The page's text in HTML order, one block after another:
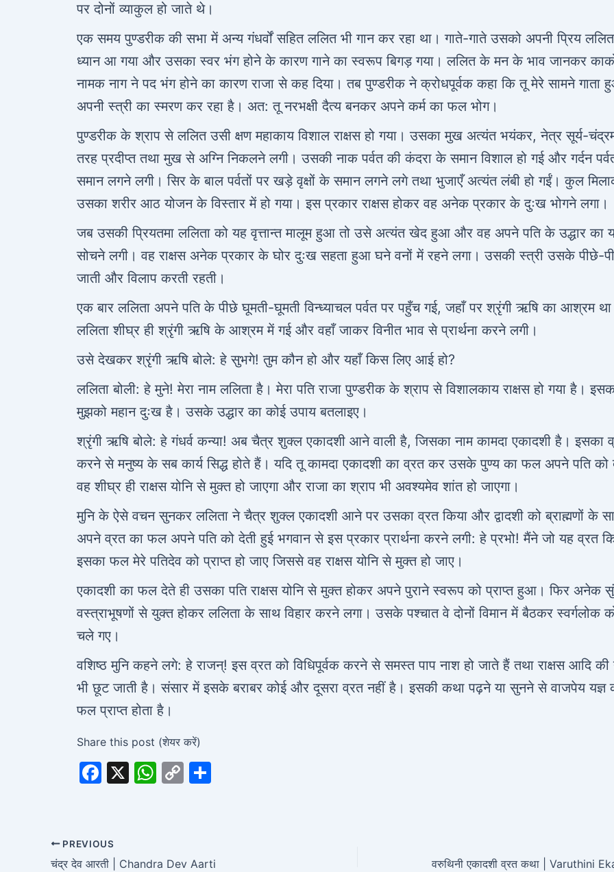
पर दोनों व्याकुल हो जाते थे।
एक समय पुण्डरीक की सभा में अन्य गंधर्वों सहित ललित भी गान कर रहा था। गाते-गाते उसको अपनी प्रिय
ध्यान आ गया और उसका स्वर भंग होने के कारण गाने का स्वरूप बिगड़ गया। ललित के मन के भाव जानकर
नामक नाग ने पद भंग होने का कारण राजा से कह दिया। तब पुण्डरीक ने क्रोधपूर्वक कहा कि तू मेरे सामने गाता
अपनी स्त्री का स्मरण कर रहा है। अत: तू नरभक्षी दैत्य बनकर अपने कर्म का फल भोग।
पुण्डरीक के श्राप से ललित उसी क्षण महाकाय विशाल राक्षस हो गया। उसका मुख अत्यंत भयंकर, नेत्र सूर्य-
तरह प्रदीप्त तथा मुख से अग्नि निकलने लगी। उसकी नाक पर्वत की कंदरा के समान विशाल हो गई और गर्दन
समान लगने लगी। सिर के बाल पर्वतों पर खड़े वृक्षों के समान लगने लगे तथा भुजाएँ अत्यंत लंबी हो गईं। कुल
उसका शरीर आठ योजन के विस्तार में हो गया। इस प्रकार राक्षस होकर वह अनेक प्रकार के दुःख भोगने लगा।
जब उसकी प्रियतमा ललिता को यह वृत्तान्त मालूम हुआ तो उसे अत्यंत खेद हुआ और वह अपने पति के उद्धार का
सोचने लगी। वह राक्षस अनेक प्रकार के घोर दुःख सहता हुआ घने वनों में रहने लगा। उसकी स्त्री उसके पीछे-
जाती और विलाप करती रहती।
एक बार ललिता अपने पति के पीछे घूमती-घूमती विन्ध्याचल पर्वत पर पहुँच गई, जहाँ पर श्रृंगी ऋषि का आश्रम
ललिता शीघ्र ही श्रृंगी ऋषि के आश्रम में गई और वहाँ जाकर विनीत भाव से प्रार्थना करने लगी।
उसे देखकर श्रृंगी ऋषि बोले: हे सुभगे! तुम कौन हो और यहाँ किस लिए आई हो? ‍
ललिता बोली: हे मुने! मेरा नाम ललिता है। मेरा पति राजा पुण्डरीक के श्राप से विशालकाय राक्षस हो गया है।
मुझको महान दुःख है। उसके उद्धार का कोई उपाय बतलाइए।
श्रृंगी ऋषि बोले: हे गंधर्व कन्या! अब चैत्र शुक्ल एकादशी आने वाली है, जिसका नाम कामदा एकादशी है। इसका
करने से मनुष्य के सब कार्य सिद्ध होते हैं। यदि तू कामदा एकादशी का व्रत कर उसके पुण्य का फल अपने पति को
वह शीघ्र ही राक्षस योनि से मुक्त हो जाएगा और राजा का श्राप भी अवश्यमेव शांत हो जाएगा।
मुनि के ऐसे वचन सुनकर ललिता ने चैत्र शुक्ल एकादशी आने पर उसका व्रत किया और द्वादशी को ब्राह्मणों के
अपने व्रत का फल अपने पति को देती हुई भगवान से इस प्रकार प्रार्थना करने लगी: हे प्रभो! मैंने जो यह व्रत
इसका फल मेरे पतिदेव को प्राप्त हो जाए जिससे वह राक्षस योनि से मुक्त हो जाए।
एकादशी का फल देते ही उसका पति राक्षस योनि से मुक्त होकर अपने पुराने स्वरूप को प्राप्त हुआ। फिर अनेक
वस्त्राभूषणों से युक्त होकर ललिता के साथ विहार करने लगा। उसके पश्चात वे दोनों विमान में बैठकर स्वर्गलोक
चले गए।
वशिष्ठ मुनि कहने लगे: हे राजन्! इस व्रत को विधिपूर्वक करने से समस्त पाप नाश हो जाते हैं तथा राक्षस आदि की
भी छूट जाती है। संसार में इसके बराबर कोई और दूसरा व्रत नहीं है। इसकी कथा पढ़ने या सुनने से वाजपेय यज्ञ
फल प्राप्त होता है।
Share this post (शेयर करें)
F
e
b
X
W
A
C
Li
PREVIOUS
चंद्र देव आरती | Chandra Dev Aarti